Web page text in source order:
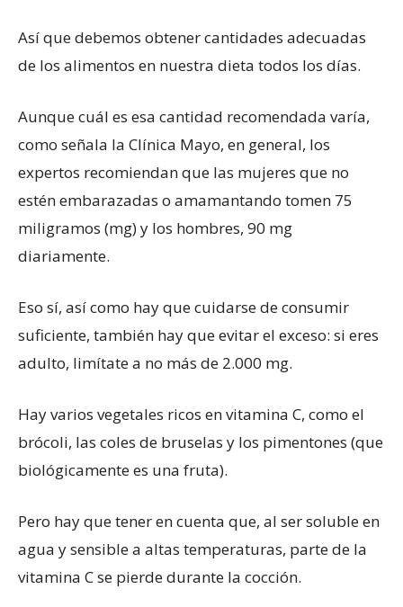
Así que debemos obtener cantidades adecuadas
de los alimentos en nuestra dieta todos los días.
Aunque cuál es esa cantidad recomendada varía,
como señala la Clínica Mayo, en general, los
expertos recomiendan que las mujeres que no
estén embarazadas o amamantando tomen 75
miligramos (mg) y los hombres, 90 mg
diariamente.
Eso sí, así como hay que cuidarse de consumir
suficiente, también hay que evitar el exceso: si eres
adulto, limítate a no más de 2.000 mg.
Hay varios vegetales ricos en vitamina C, como el
brócoli, las coles de bruselas y los pimentones (que
biológicamente es una fruta).
Pero hay que tener en cuenta que, al ser soluble en
agua y sensible a altas temperaturas, parte de la
vitamina C se pierde durante la cocción.